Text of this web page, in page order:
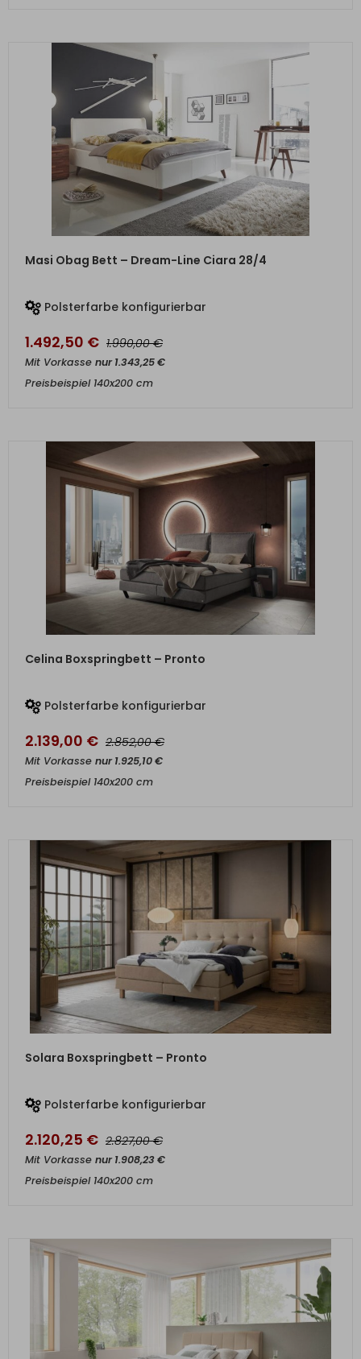
ZUM PRODUKT
Masi Obag Bett – Dream-Line Ciara 28/4
Polsterfarbe konfigurierbar
1.492,50 € 1.990,00€
Mit Vorkasse nur1.343,25€
Preisbeispiel 140x200 cm
Celina Boxspringbett – Pronto
Polsterfarbe konfigurierbar
2.139,00 € 2.852,00€
Mit Vorkasse nur1.925,10€
Preisbeispiel 140x200 cm
Solara Boxspringbett – Pronto
Polsterfarbe konfigurierbar
2.120,25 € 2.827,00€
Mit Vorkasse nur1.908,23€
Preisbeispiel 140x200 cm